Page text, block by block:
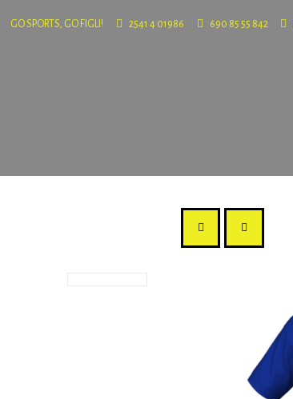
GO SPORTS, GO FIGLI! 2541 4 01986 690 85 55 842